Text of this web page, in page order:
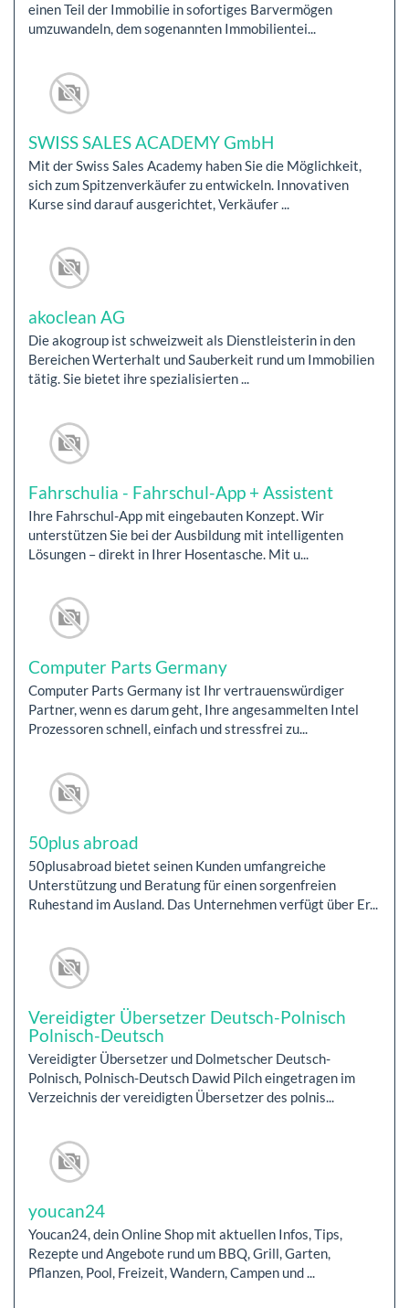
einen Teil der Immobilie in sofortiges Barvermögen
umzuwandeln, dem sogenannten Immobilientei...
SWISS SALES ACADEMY GmbH
Mit der Swiss Sales Academy haben Sie die Möglichkeit,
sich zum Spitzenverkäufer zu entwickeln. Innovativen
Kurse sind darauf ausgerichtet, Verkäufer ...
akoclean AG
Die akogroup ist schweizweit als Dienstleisterin in den
Bereichen Werterhalt und Sauberkeit rund um Immobilien
tätig. Sie bietet ihre spezialisierten ...
Fahrschulia - Fahrschul-App + Assistent
Ihre Fahrschul-App mit eingebauten Konzept. Wir
unterstützen Sie bei der Ausbildung mit intelligenten
Lösungen – direkt in Ihrer Hosentasche. Mit u...
Computer Parts Germany
Computer Parts Germany ist Ihr vertrauenswürdiger
Partner, wenn es darum geht, Ihre angesammelten Intel
Prozessoren schnell, einfach und stressfrei zu...
50plus abroad
50plusabroad bietet seinen Kunden umfangreiche
Unterstützung und Beratung für einen sorgenfreien
Ruhestand im Ausland. Das Unternehmen verfügt über Er...
Vereidigter Übersetzer Deutsch-Polnisch
Polnisch-Deutsch
Vereidigter Übersetzer und Dolmetscher Deutsch-
Polnisch, Polnisch-Deutsch Dawid Pilch eingetragen im
Verzeichnis der vereidigten Übersetzer des polnis...
youcan24
Youcan24, dein Online Shop mit aktuellen Infos, Tips,
Rezepte und Angebote rund um BBQ, Grill, Garten,
Pflanzen, Pool, Freizeit, Wandern, Campen und ...